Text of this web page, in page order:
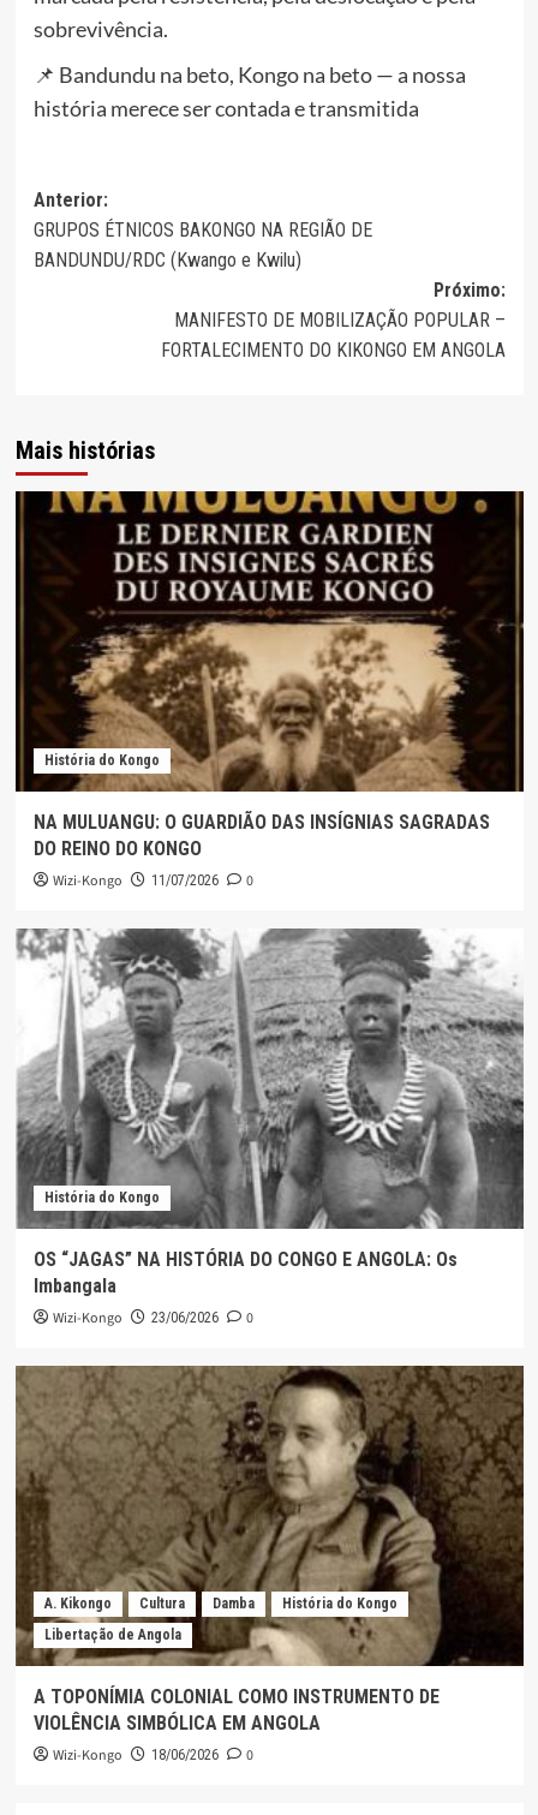
sobrevivência.
📌 Bandundu na beto, Kongo na beto — a nossa
história merece ser contada e transmitida
Navegação
de
Anterior:
GRUPOS ÉTNICOS BAKONGO NA REGIÃO DE
BANDUNDU/RDC (Kwango e Kwilu)
Próximo:
MANIFESTO DE MOBILIZAÇÃO POPULAR –
FORTALECIMENTO DO KIKONGO EM ANGOLA
Mais histórias
História do Kongo
NA MULUANGU: O GUARDIÃO DAS INSÍGNIAS SAGRADAS
DO REINO DO KONGO
Wizi-Kongo 11/07/2026 0
História do Kongo
OS “JAGAS” NA HISTÓRIA DO CONGO E ANGOLA: Os
Imbangala
Wizi-Kongo 23/06/2026 0
A. Kikongo Cultura Damba
História do Kongo
Libertação de Angola
A TOPONÍMIA COLONIAL COMO INSTRUMENTO DE
VIOLÊNCIA SIMBÓLICA EM ANGOLA
Wizi-Kongo 18/06/2026 0